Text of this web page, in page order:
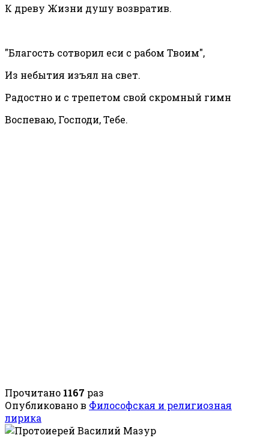
К древу Жизни душу возвратив.
"Благость сотворил еси с рабом Твоим",
Из небытия изъял на свет.
Радостно и с трепетом свой скромный гимн
Воспеваю, Господи, Тебе.
Прочитано 1167 раз
Опубликовано в Философская и религиозная
лирика